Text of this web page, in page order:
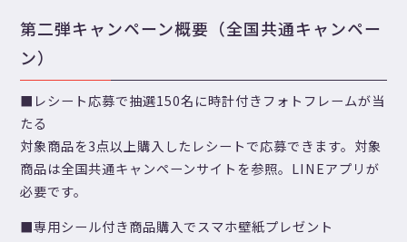
第二弾キャンペーン概要（全国共通キャンペー
ン）
■レシート応募で抽選150名に時計付きフォトフレームが当
たる
対象商品を3点以上購入したレシートで応募できます。対象
商品は全国共通キャンペーンサイトを参照。LINEアプリが
必要です。
■専用シール付き商品購入でスマホ壁紙プレゼント